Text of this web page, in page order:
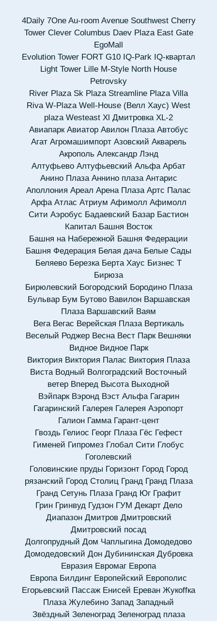
4Daily 7One Au-room Avenue Southwest Cherry
Tower Clever Columbus Daev Plaza East Gate
EgoMall
Evolution Tower FORT G10 IQ-Park IQ-квартал
Light Tower Lille M-Style North House
Petrovsky
River Plaza Sk Plaza Streamline Plaza Villa
Riva W-Plaza Well-House (Велл Хаус) West
plaza Westeast Xl Дмитровка XL-2
Авиапарк Авиатор Авилон Плаза Автобус
Агат Агромашимпорт Азовский Акварель
Акрополь Александр Лэнд
Алтуфьево Алтуфьевский Альфа Арбат
Анино Плаза Аннино плаза Антарис
Аполлония Ареал Арена Плаза Артс Палас
Арфа Атлас Атриум Афимолл Афимолл
Сити Аэробус Бадаевский Базар Бастион
Капитал Башня Восток
Башня на Набережной Башня Федерации
Башня Федерация Белая дача Белые Сады
Беляево Березка Берта Хаус Бизнес Т
Бирюза
Бирюлевский Богородский Бородино Плаза
Бульвар Бум Бутово Вавилон Варшавская
Плаза Варшавский Ваям
Вега Вегас Верейская Плаза Вертикаль
Веселый Роджер Весна Вест Парк Вешняки
Видное Видное Парк
Виктория Виктория Палас Виктория Плаза
Виста Водный Волгоградский Восточный
ветер Вперед Высота Выходной
Вэйпарк Вэронд Вэст Альфа Гагарин
Гагаринский Галерея Галерея Аэропорт
Галион Гамма Гарант-цент
Гвоздь Гелиос Георг Плаза Гёс Гефест
Гименей Гипромез Глобал Сити Глобус
Гоголевский
Головинские пруды Горизонт Город Город
рязанский Город Столиц Гранд Гранд Плаза
Гранд Сетунь Плаза Гранд Юг Графит
Грин Гринвуд Гудзон ГУМ Декарт Дело
Диапазон Дмитров Дмитровский
Дмитровский посад
Долгопрудный Дом Чаплыгина Домодедово
Домодедовский Дон Дубининская Дубровка
Евразия Евромаг Европа
Европа Билдинг Европейский Европолис
Егорьевский Пассаж Енисей Ереван Жукоffка
Плаза Жулебино Запад Западный
Звёздный Зеленоград Зеленоград плаза